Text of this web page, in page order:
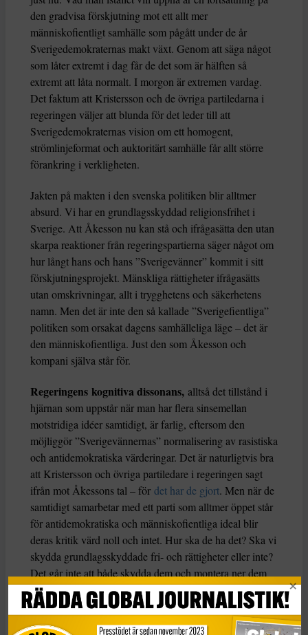
den gradvisa förskjutning mot ett allt mer
människofientligt samhälle som pågått under de år
Sverigedemokraternas makt växt. Genom att säga något
som låter extremt i dag får de det som är hälften så
extremt att låta normalt. I morgon är extremen vardag.
Det faktum att Kristersson och de övriga partiledarna i
regeringen väljer att blunda för det leder till att
Sverigedemokraternas vision om ett homogent,
strömlinjeformat och auktoritärt samhälle får allt större
förankring i verkligheten.
Jakten på makten i den svenska politiken blir alltmer
absurd. Vi har en grundlagsskyddad religionsfrihet i
Sverige. Att Åkesson nu kan stå och ifrågasätta den utan
skarpa reaktioner från regeringspartierna säger något om
hur långt hans och hans ”Sverigevänner” kommit i sitt
förskjutningsprojekt. Mänskliga rättigheter ifrågasätts
utan omskrivningar, allt i trygghetens och säkerhetens
namn. Men det är inte den så kallade ”Sverigefientliga”
politiken som orsakat dagens samhälleliga läge – det är
den människofientliga. Just den som Åkesson och
kompani själva står för.
Regeringens kognitiva dissonans, alltså det tillstånd i
hjärnan som uppstår när man har flera sinsemellan
motstridiga idéer samtidigt, är farlig, eftersom den
möjliggör ”Sverigevännernas” normalisering av rasistiska
och antidemokratiska värderingar. Det är naturligtvis bra
att Kristersson och övriga partiledare i regeringen sagt
ifrån mot Åkessons tal – för det har de gjort. Men när de
samtidigt samarbetar med ett parti som alltmer öppet står
för antidemokratiska och människofientliga ideal blir
deras kritik värd noll och intet. Hur ska de ha det? Ska vi
skydda grundlagsskyddade fri- och rättigheter eller inte?
Det går inte att både skydda dem och montera ner dem
samtidigt.
Om regeringspartierna menar allvar i sin kritik mot